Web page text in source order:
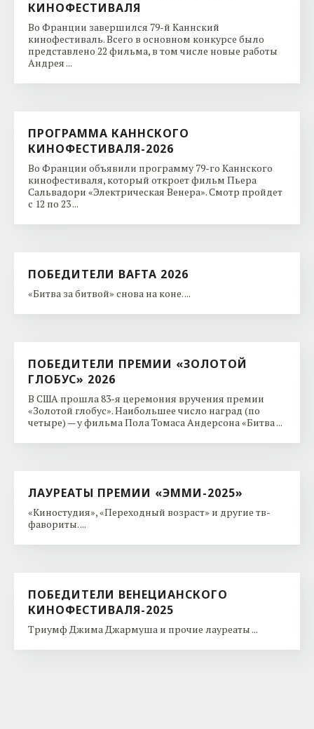
КИНОФЕСТИВАЛЯ
Во Франции завершился 79-й Каннский
кинофестиваль. Всего в основном конкурсе было
представлено 22 фильма, в том числе новые работы
Андрея ...
ПРОГРАММА КАННСКОГО
КИНОФЕСТИВАЛЯ-2026
Во Франции объявили программу 79-го Каннского
кинофестиваля, который откроет фильм Пьера
Сальвадори «Электрическая Венера». Смотр пройдет
с 12 по 23 ...
ПОБЕДИТЕЛИ BAFTA 2026
«Битва за битвой» снова на коне. ...
ПОБЕДИТЕЛИ ПРЕМИИ «ЗОЛОТОЙ
ГЛОБУС» 2026
В США прошла 83-я церемония вручения премии
«Золотой глобус». Наибольшее число наград (по
четыре) — у фильма Пола Томаса Андерсона «Битва ...
ЛАУРЕАТЫ ПРЕМИИ «ЭММИ-2025»
«Киностудия», «Переходный возраст» и другие тв-
фавориты. ...
ПОБЕДИТЕЛИ ВЕНЕЦИАНСКОГО
КИНОФЕСТИВАЛЯ-2025
Триумф Джима Джармуша и прочие лауреаты ...